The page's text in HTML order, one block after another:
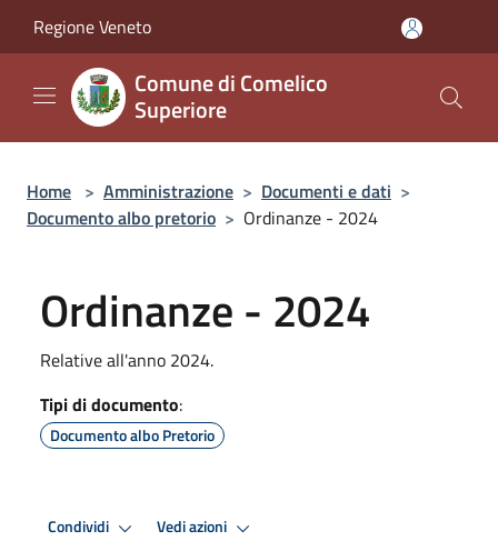
Regione Veneto
Comune di Comelico
Superiore
Home > Amministrazione > Documenti e dati >
Documento albo pretorio > Ordinanze - 2024
Ordinanze - 2024
Relative all'anno 2024.
Tipi di documento:
Documento albo Pretorio
Condividi Vedi azioni